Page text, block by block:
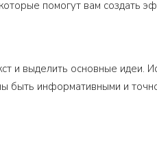
помогут вам создать
и выделить основные идеи.
быть информативными и